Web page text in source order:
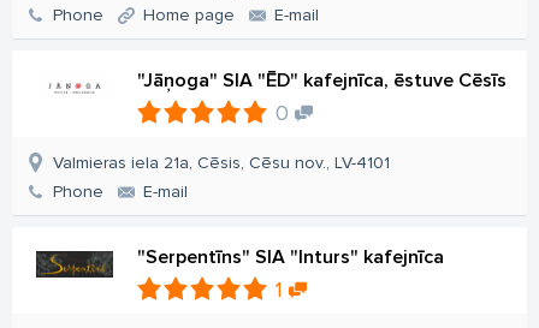
Phone
Home page E-mail
"Jāņoga" SIA "ĒD" kafejnīca, ēstuve Cēsīs
0
Valmieras iela 21a, Cēsis, Cēsu nov., LV-4101
Phone
E-mail
"Serpentīns" SIA "Inturs" kafejnīca
1